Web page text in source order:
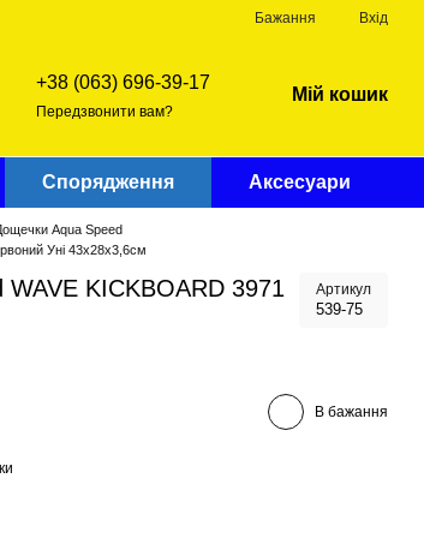
Бажання Вхід
+38 (063) 696-39-17
Передзвонити вам?
Мій кошик
Спорядження Аксесуари
Aqua Speed
Уні 43x28x3,6cм
KICKBOARD 3971
Артикул
539-75
В бажання